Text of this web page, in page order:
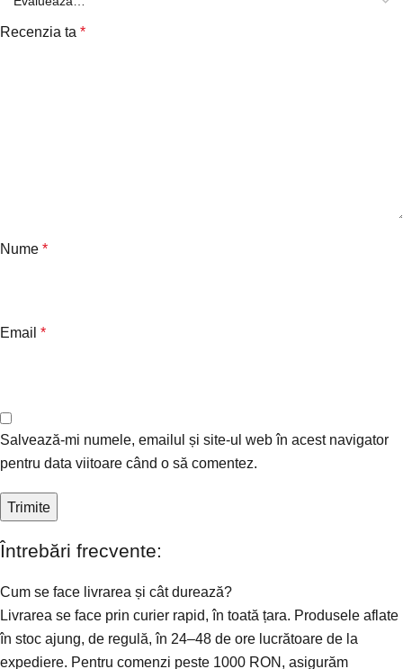
Recenzia ta *
Nume *
Email *
Salvează-mi numele, emailul și site-ul web în acest navigator
pentru data viitoare când o să comentez.
Întrebări frecvente:
Cum se face livrarea și cât durează?
Livrarea se face prin curier rapid, în toată țara. Produsele aflate
în stoc ajung, de regulă, în 24–48 de ore lucrătoare de la
expediere. Pentru comenzi peste 1000 RON, asigurăm